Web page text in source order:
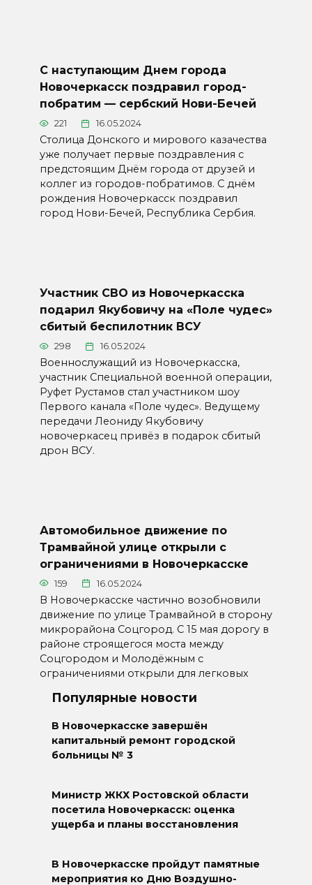
С наступающим Днем города
Новочеркасск поздравил город-
побратим — сербский Нови-Бечей
221 16.05.2024
Столица Донского и мирового казачества
уже получает первые поздравления с
предстоящим Днём города от друзей и
коллег из городов-побратимов. С днём
рождения Новочеркасск поздравил
город Нови-Бечей, Республика Сербия.
Участник СВО из Новочеркасска
подарил Якубовичу на «Поле чудес»
сбитый беспилотник ВСУ
298 16.05.2024
Военнослужащий из Новочеркасска,
участник Специальной военной операции,
Руфет Рустамов стал участником шоу
Первого канала «Поле чудес». Ведущему
передачи Леониду Якубовичу
новочеркасец привёз в подарок сбитый
дрон ВСУ.
Автомобильное движение по
Трамвайной улице открыли с
ограничениями в Новочеркасске
159 16.05.2024
В Новочеркасске частично возобновили
движение по улице Трамвайной в сторону
микрорайона Соцгород. С 15 мая дорогу в
районе строящегося моста между
Соцгородом и Молодёжным с
ограничениями открыли для легковых
Популярные новости
В Новочеркасске завершён
капитальный ремонт городской
больницы № 3
Министр ЖКХ Ростовской области
посетила Новочеркасск: оценка
ущерба и планы восстановления
В Новочеркасске пройдут памятные
мероприятия ко Дню Воздушно-